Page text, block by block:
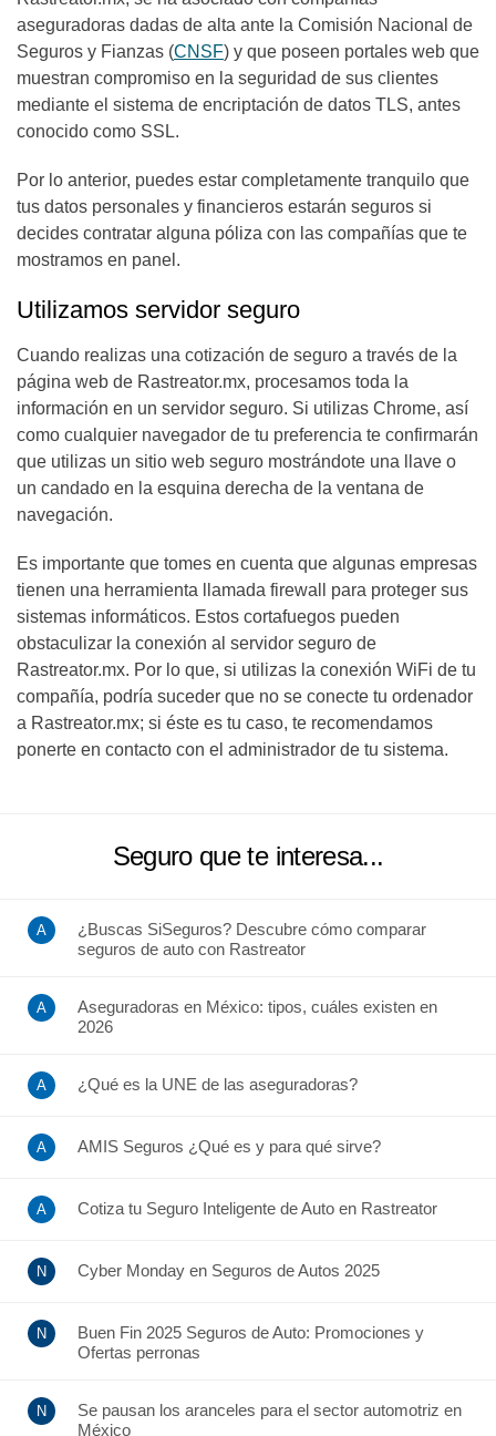
aseguradoras dadas de alta ante la Comisión Nacional de
Seguros y Fianzas (CNSF) y que poseen portales web que
muestran compromiso en la seguridad de sus clientes
mediante el sistema de encriptación de datos TLS, antes
conocido como SSL.
Por lo anterior, puedes estar completamente tranquilo que
tus datos personales y financieros estarán seguros si
decides contratar alguna póliza con las compañías que te
mostramos en panel.
Utilizamos servidor seguro
Cuando realizas una cotización de seguro a través de la
página web de Rastreator.mx, procesamos toda la
información en un servidor seguro. Si utilizas Chrome, así
como cualquier navegador de tu preferencia te confirmarán
que utilizas un sitio web seguro mostrándote una llave o
un candado en la esquina derecha de la ventana de
navegación.
Es importante que tomes en cuenta que algunas empresas
tienen una herramienta llamada firewall para proteger sus
sistemas informáticos. Estos cortafuegos pueden
obstaculizar la conexión al servidor seguro de
Rastreator.mx. Por lo que, si utilizas la conexión WiFi de tu
compañía, podría suceder que no se conecte tu ordenador
a Rastreator.mx; si éste es tu caso, te recomendamos
ponerte en contacto con el administrador de tu sistema.
Seguro que te interesa...
¿Buscas SiSeguros? Descubre cómo comparar
seguros de auto con Rastreator
Aseguradoras en México: tipos, cuáles existen en
2026
¿Qué es la UNE de las aseguradoras?
AMIS Seguros ¿Qué es y para qué sirve?
Cotiza tu Seguro Inteligente de Auto en Rastreator
Cyber Monday en Seguros de Autos 2025
Buen Fin 2025 Seguros de Auto: Promociones y
Ofertas perronas
Se pausan los aranceles para el sector automotriz en
México